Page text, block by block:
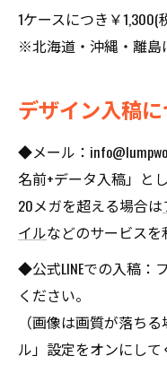
1ケースにつき￥1,300(
※北海道・沖縄・離島
デザイン入稿
◆メール：
名前+データ入稿」と
20メガを超える場合は
イルなどのサービスを
◆公式LINEでの入稿：
ください。
（画像は画質が落ち
ル」設定をオンにして